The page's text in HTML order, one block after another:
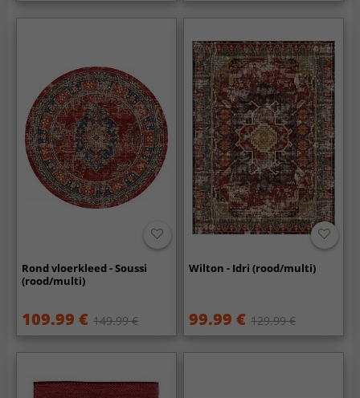
Rond vloerkleed - Soussi
(rood/multi)
109.99 € 149.99 €
Wilton - Idri (rood/multi)
99.99 € 129.99 €